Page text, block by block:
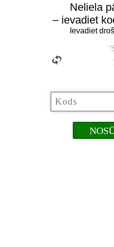
Neliela
– ievadiet
Ievadiet